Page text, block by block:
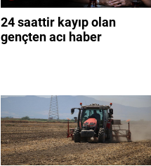
24 saattir kayıp olan
gençten acı haber